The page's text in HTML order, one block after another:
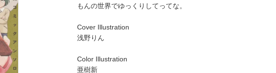
もんの世界でゆっくりしてってな。
Cover Illustration
浅野りん
Color Illustration
亜樹新